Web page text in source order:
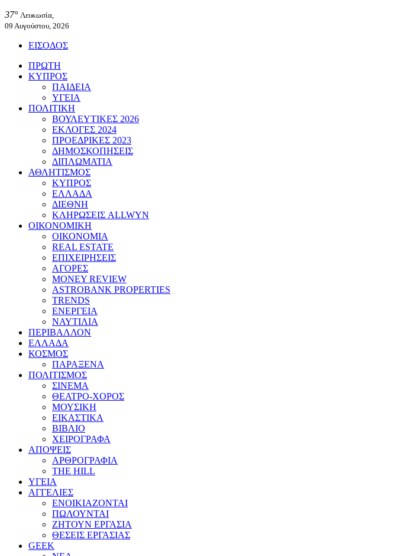
37° Λευκωσία,
09 Αυγούστου, 2026
ΕΙΣΟΔΟΣ
ΠΡΩΤΗ
ΚΥΠΡΟΣ
ΠΑΙΔΕΙΑ
ΥΓΕΙΑ
ΠΟΛΙΤΙΚΗ
ΒΟΥΛΕΥΤΙΚΕΣ 2026
ΕΚΛΟΓΕΣ 2024
ΠΡΟΕΔΡΙΚΕΣ 2023
ΔΗΜΟΣΚΟΠΗΣΕΙΣ
ΔΙΠΛΩΜΑΤΙΑ
ΑΘΛΗΤΙΣΜΟΣ
ΚΥΠΡΟΣ
ΕΛΛΑΔΑ
ΔΙΕΘΝΗ
ΚΛΗΡΩΣΕΙΣ ALLWYN
ΟΙΚΟΝΟΜΙΚΗ
ΟΙΚΟΝΟΜΙΑ
REAL ESTATE
ΕΠΙΧΕΙΡΗΣΕΙΣ
ΑΓΟΡΕΣ
MONEY REVIEW
ASTROBANK PROPERTIES
TRENDS
ΕΝΕΡΓΕΙΑ
ΝΑΥΤΙΛΙΑ
ΠΕΡΙΒΑΛΛΟΝ
ΕΛΛΑΔΑ
ΚΟΣΜΟΣ
ΠΑΡΑΞΕΝΑ
ΠΟΛΙΤΙΣΜΟΣ
ΣΙΝΕΜΑ
ΘΕΑΤΡΟ-ΧΟΡΟΣ
ΜΟΥΣΙΚΗ
ΕΙΚΑΣΤΙΚΑ
ΒΙΒΛΙΟ
ΧΕΙΡΟΓΡΑΦΑ
ΑΠΟΨΕΙΣ
ΑΡΘΡΟΓΡΑΦΙΑ
THE HILL
ΥΓΕΙΑ
ΑΓΓΕΛΙΕΣ
ΕΝΟΙΚΙΑΖΟΝΤΑΙ
ΠΩΛΟΥΝΤΑΙ
ΖΗΤΟΥΝ ΕΡΓΑΣΙΑ
ΘΕΣΕΙΣ ΕΡΓΑΣΙΑΣ
GEEK